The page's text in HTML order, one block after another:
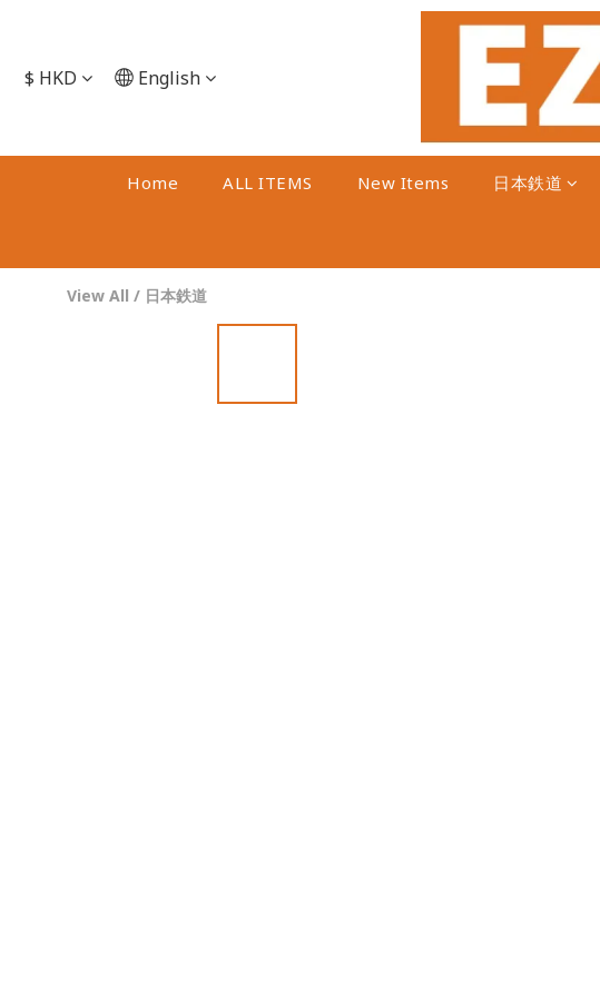
$ HKD English
Home ALL ITEMS New Items 日本鉄道
View All / 日本鉄道